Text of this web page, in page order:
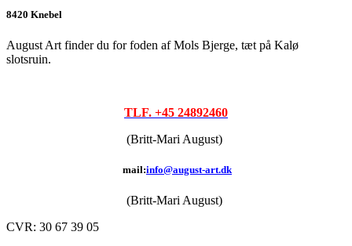
8420 Knebel
August Art finder du for foden af Mols Bjerge, tæt på Kalø
slotsruin.
TLF. +45 24892460
(Britt-Mari August)
mail:info@august-art.dk
(Britt-Mari August)
CVR: 30 67 39 05